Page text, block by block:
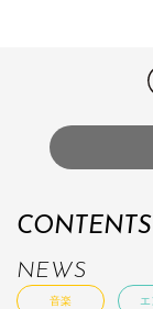
CONTENTS
NEWS
音楽 エ